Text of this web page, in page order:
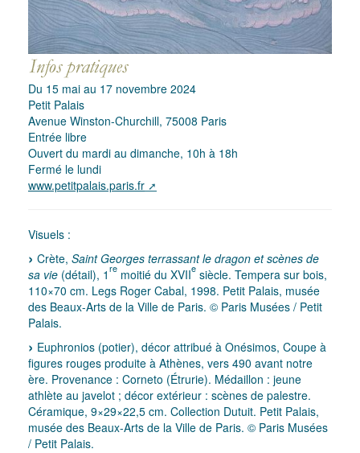
Du 15 mai au 17 novembre 2024
Petit Palais
Avenue Winston-Churchill, 75008 Paris
Entrée libre
Ouvert du mardi au dimanche, 10h à 18h
Fermé le lundi
www.petitpalais.paris.fr
Visuels :
Crète, Saint Georges terrassant le dragon et scènes de
sa vie (détail), 1re moitié du XVIIe siècle. Tempera sur bois,
110×70 cm. Legs Roger Cabal, 1998. Petit Palais, musée
des Beaux-Arts de la Ville de Paris. © Paris Musées / Petit
Palais.
Euphronios (potier), décor attribué à Onésimos, Coupe à
figures rouges produite à Athènes, vers 490 avant notre
ère. Provenance : Corneto (Étrurie). Médaillon : jeune
athlète au javelot ; décor extérieur : scènes de palestre.
Céramique, 9×29×22,5 cm. Collection Dutuit. Petit Palais,
musée des Beaux-Arts de la Ville de Paris. © Paris Musées
/ Petit Palais.